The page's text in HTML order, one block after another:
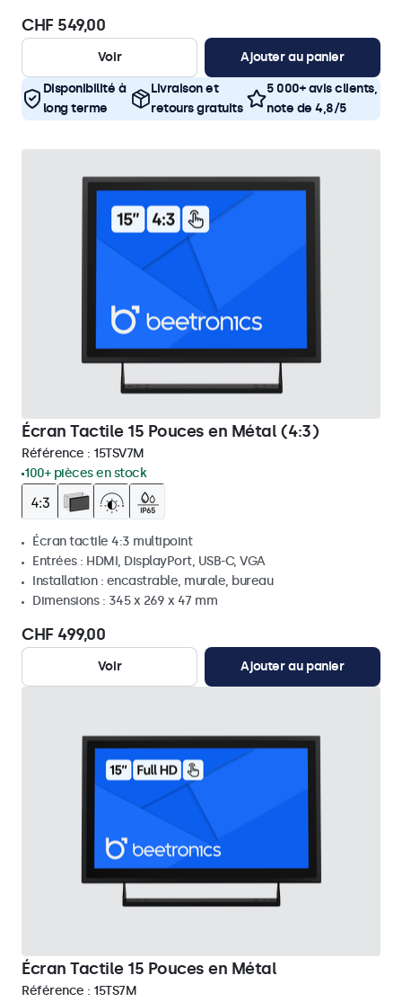
CHF 549,00
Voir Ajouter au panier
Disponibilité à
long terme
Livraison et
retours gratuits
5 000+ avis clients,
note de 4,8/5
Écran Tactile 15 Pouces en Métal (4:3)
Référence : 15TSV7M
100+ pièces en stock
Écran tactile 4:3 multipoint
Entrées : HDMI, DisplayPort, USB-C, VGA
Installation : encastrable, murale, bureau
Dimensions : 345 x 269 x 47 mm
CHF 499,00
Voir Ajouter au panier
Écran Tactile 15 Pouces en Métal
Référence : 15TS7M